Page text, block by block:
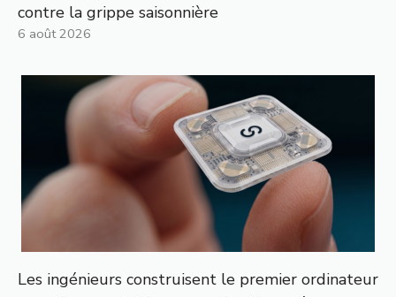
contre la grippe saisonnière
6 août 2026
Les ingénieurs construisent le premier ordinateur